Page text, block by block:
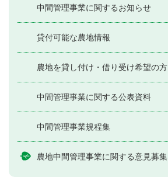
中間管理事業に関するお知らせ
貸付可能な農地情報
農地を貸し付け・借り受け希望の方
中間管理事業に関する公表資料
中間管理事業規程集
農地中間管理事業に関する意見募集